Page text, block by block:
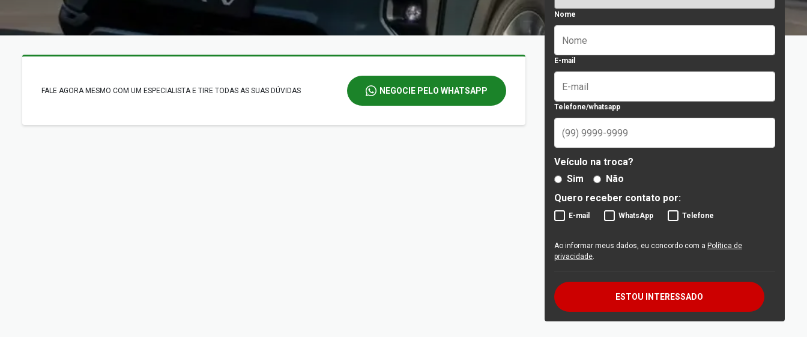
FALE AGORA MESMO COM UM ESPECIALISTA E TIRE TODAS AS SUAS DÚVIDAS NEGOCIE PELO WHATSAPP
Nome
E-mail
Telefone/whatsapp
Veículo na troca?
Sim
Não
Quero receber contato por:
E-mail WhatsApp Telefone
Ao informar meus dados, eu concordo com a Política de
privacidade.
ESTOU INTERESSADO